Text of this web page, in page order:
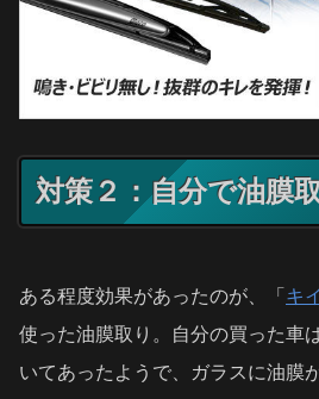
対策２：自分で油膜
ある程度効果があったのが、「 キ
使った油膜取り。自分の買った車
いてあったようで、ガラスに油膜